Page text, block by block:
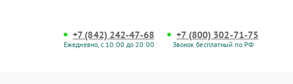
+7 (842) 242-47-68
Ежедневно, с 10:00 до 20:00
+7 (800) 302-71-75
Звонок бесплатный по РФ